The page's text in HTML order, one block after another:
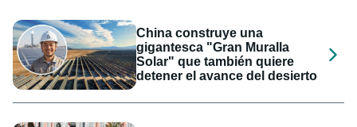
China construye una
gigantesca "Gran Muralla
Solar" que también quiere
detener el avance del desierto